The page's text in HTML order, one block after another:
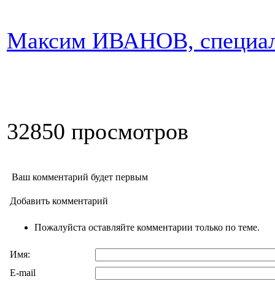
Максим ИВАНОВ,
32850 просмотров
Ваш комментарий будет первым
Добавить комментарий
Пожалуйста оставляйте комментарии только по теме.
Имя:
E-mail